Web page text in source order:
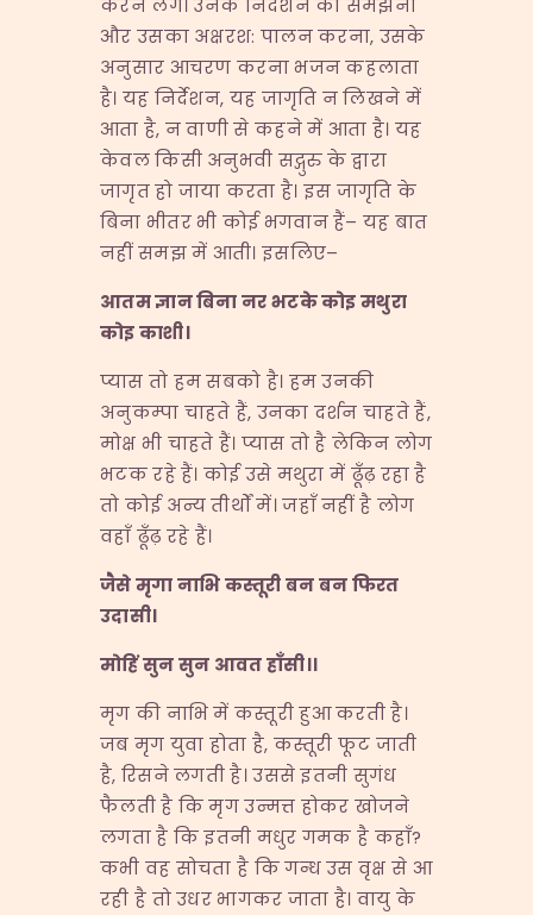
करने लगें। उनके निर्देशन को समझना
और उसका अक्षरश: पालन करना, उसके
अनुसार आचरण करना भजन कहलाता
है। यह निर्देशन, यह जागृति न लिखने में
आता है, न वाणी से कहने में आता है। यह
केवल किसी अनुभवी सद्गुरु के द्वारा
जागृत हो जाया करता है। इस जागृति के
बिना भीतर भी कोई भगवान हैं– यह बात
नहीं समझ में आती। इसलिए–
आतम ज्ञान बिना नर भटके कोइ मथुरा
कोइ काशी।
प्यास तो हम सबको है। हम उनकी
अनुकम्पा चाहते हैं, उनका दर्शन चाहते हैं,
मोक्ष भी चाहते हैं। प्यास तो है लेकिन लोग
भटक रहे हैं। कोई उसे मथुरा में ढूँढ़ रहा है
तो कोई अन्य तीर्थों में। जहाँ नहीं है लोग
वहाँ ढूँढ़ रहे हैं।
जैसे मृगा नाभि कस्तूरी बन बन फिरत
उदासी।
मोहिं सुन सुन आवत हाँसी।।
मृग की नाभि में कस्तूरी हुआ करती है।
जब मृग युवा होता है, कस्तूरी फूट जाती
है, रिसने लगती है। उससे इतनी सुगंध
फैलती है कि मृग उन्मत्त होकर खोजने
लगता है कि इतनी मधुर गमक है कहाँ?
कभी वह सोचता है कि गन्ध उस वृक्ष से आ
रही है तो उधर भागकर जाता है। वायु के